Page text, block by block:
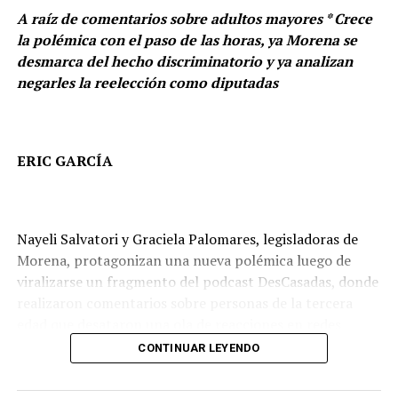
PARTIDO ACCIÓN NACIONAL
A CONTINUACIÓN
Caída de Cuauhtémoc Ochoa, producto de malas
decisiones
relación bilateral: Diputados priístas
Durante el primer periodo ordinario asistió a 36 sesiones
ordinarias y dos solemnes, mientras que en el segundo
tres solemnes, además de acudir al periodo
A raíz de comentarios sobre adultos mayores * Crece
la polémica con el paso de las horas, ya Morena se
desmarca del hecho discriminatorio y ya analizan
negarles la reelección como diputadas
ERIC GARCÍA
Nayeli Salvatori y Graciela Palomares, legisladoras de
Morena, protagonizan una nueva polémica luego de
viralizarse un fragmento del podcast DesCasadas, donde
CONTINUAR LEYENDO